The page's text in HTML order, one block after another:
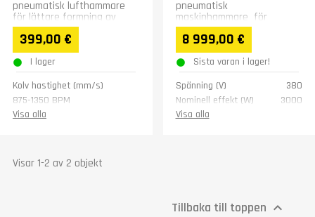
pneumatisk lufthammare
för lättare formning av
metall och plåt. Tre
hammartillbehör, fotpedal
och justerbar...
399,00 €
I lager
Kolv hastighet (mm/s)
875-1350 BPM
Djup (mm)
Garanti
Visa alla
pneumatisk
maskinhammare för
smeden. Den lämpar sig
bland annat för smide av
knivar,...
8 999,00 €
Sista varan i lager!
Spänning (V)
380
Nominell effekt (W)
3000
Rotationshastighet
Bredd (mm)
Visa alla
Visar 1-2 av 2 objekt
Tillbaka till toppen 